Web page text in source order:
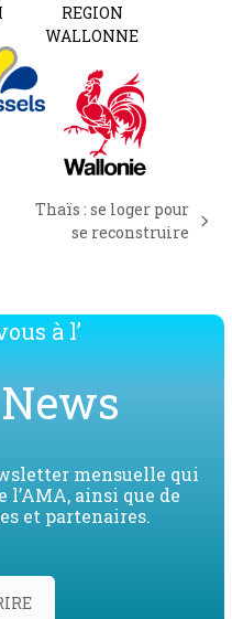
REGION
WALLONNE
Thaïs : se loger pour
se reconstruire
à l’
mensuelle qui
l’AMA, ainsi que de
et partenaires.